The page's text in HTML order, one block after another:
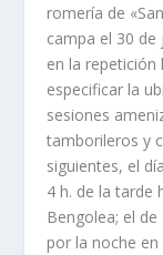
romerí­a de
campa el 30
en la repetición
especificar la
sesiones
tamborileros y
siguientes, el
4 h. de la tarde
Bengolea; el
por la noche